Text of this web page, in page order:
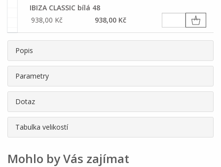
IBIZA CLASSIC bílá 48
938,00 Kč
938,00 Kč
Popis
Parametry
Dotaz
Tabulka velikostí
Mohlo by Vás zajímat